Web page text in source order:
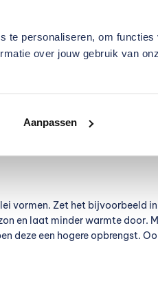
te personaliseren, om
over jouw gebruik van
Aanpassen
warmte uit een ruimte en
kan ook worden
de warmte uit de buitenlucht.
of bungalows bijvoorbeeld.
maar alleen als de gasten
vormen. Zet het bijvoorbeeld
en laat minder warmte door.
deze een hogere opbrengst.